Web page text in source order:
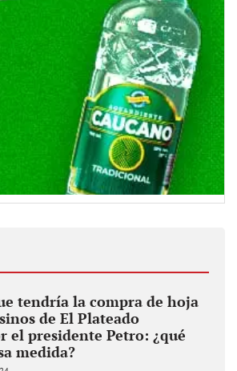
tendría la compra de hoja
de El Plateado
el presidente Petro: ¿qué
medida?